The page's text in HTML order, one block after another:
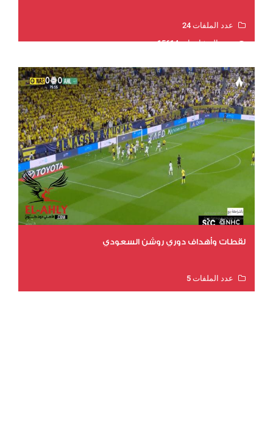
عدد الملفات 24
عدد المشاهدات 15614
لقطات وأهداف دوري روشن السعودي
عدد الملفات 5